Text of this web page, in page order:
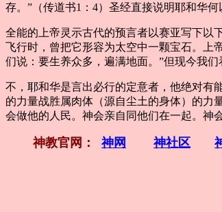
存。”（传道书1：4）圣经直接说明耶和华
全能的上帝灵示古代的预言者以赛亚写下以
飞行时，曾把它形容为太空中一颗宝石。上
们说：要生养众多，遍满地面。”但现今我
不，耶和华是言出必行的定意者，他绝对有
的力量战胜属肉体（源自尘土的身体）的力
会做他的人民。神会亲自同他们在一起。神